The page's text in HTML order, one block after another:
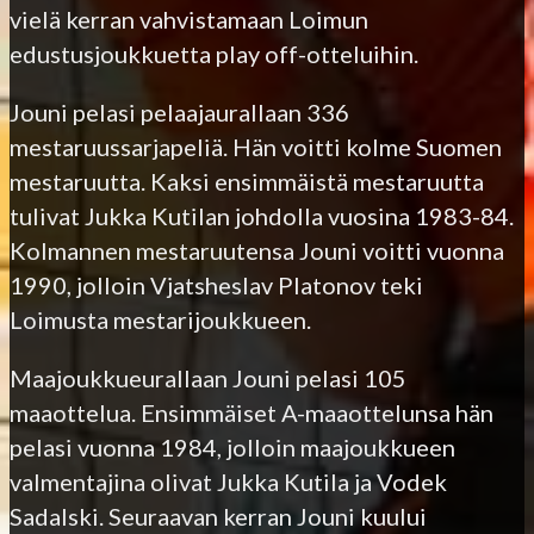
vielä kerran vahvistamaan Loimun
edustusjoukkuetta play off-otteluihin.
Jouni pelasi pelaajaurallaan 336
mestaruussarjapeliä. Hän voitti kolme Suomen
mestaruutta. Kaksi ensimmäistä mestaruutta
tulivat Jukka Kutilan johdolla vuosina 1983-84.
Kolmannen mestaruutensa Jouni voitti vuonna
1990, jolloin Vjatsheslav Platonov teki
Loimusta mestarijoukkueen.
Maajoukkueurallaan Jouni pelasi 105
maaottelua. Ensimmäiset A-maaottelunsa hän
pelasi vuonna 1984, jolloin maajoukkueen
valmentajina olivat Jukka Kutila ja Vodek
Sadalski. Seuraavan kerran Jouni kuului